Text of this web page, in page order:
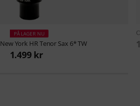
PÅ LAGER NU
New York HR Tenor Sax 6* TW
1.499 kr